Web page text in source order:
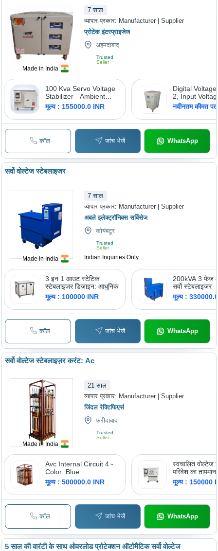
Made in India
7 साल
व्यापार प्रकार: Manufacturer | Supplier
प्रोटेक इंटरप्राइजेज
अहमदाबाद
Trusted
Seller
100 Kva Servo Voltage
Stabilizer - Ambient
Temperature: Up To
45C
मूल्य : 155000.0 INR
Digital
2, Input
270,140-
नवीनतम कीमत
कॉल जांच भेजें WhatsApp
Made in India
सर्वो वोल्टेज स्टेबलाइजर
7 साल
व्यापार प्रकार: Manufacturer | Supplier
अबले इलेक्ट्रॉनिक्स सर्विसेज
कोयंबटूर
Trusted
Seller
Indian Inquiries Only
3 इन 1 आउट स्टेटिक
स्टेबलाइजर डिज़ाइन: आधुनिक
मूल्य : 100000 INR
200kVA 3 फेज
सर्वो स्टेबलाइजर
मूल्य :
कॉल जांच भेजें WhatsApp
Made in India
सर्वो वोल्टेज स्टेबलाइज़र करंट: Ac
21 साल
व्यापार प्रकार: Manufacturer | Supplier
जिंदल रेक्टिफिएर्स
फरीदाबाद
Trusted
Seller
Avc Internal Circuit 4 -
Color: Blue
मूल्य : 500000.0 INR
स्वचालित वोल्टेज
परिवेश का
सेल्सियस (Oc)
मूल्य : 150000
कॉल जांच भेजें WhatsApp
5 साल की वारंटी के साथ ओवरलोड प्रोटेक्शन ऑटोमैटिक सर्वो वोल्टेज